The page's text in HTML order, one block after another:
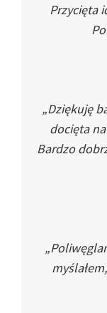
Przycięta
„Dziękuję
docięta
Bardzo